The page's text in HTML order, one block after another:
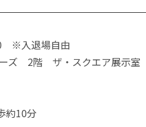
※入退場自由
ーズ 2階 ザ・スクエア展示室
約10分